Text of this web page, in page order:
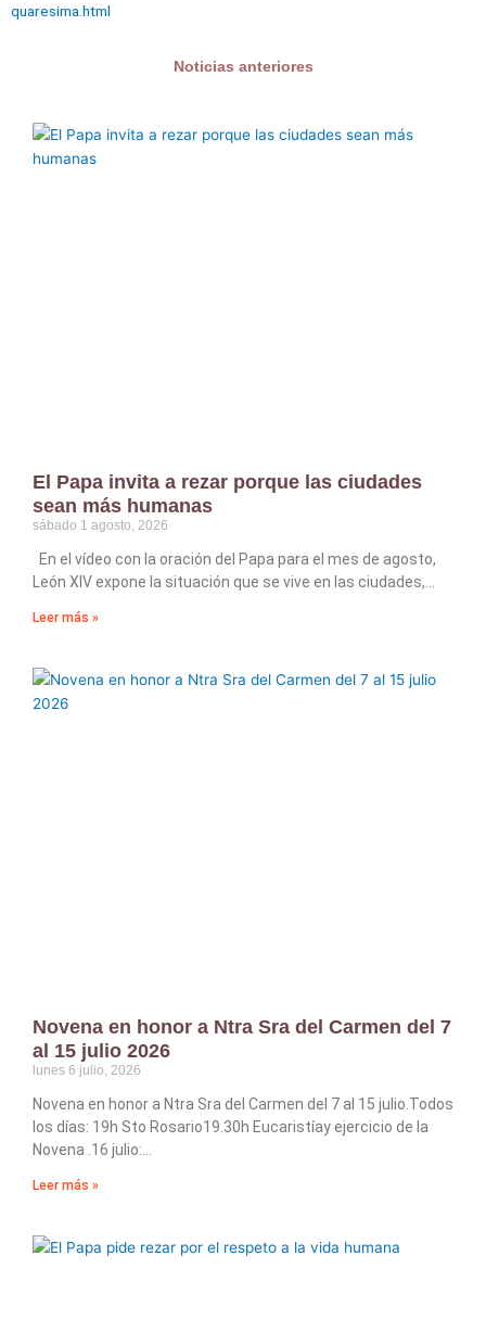
quaresima.html
Noticias anteriores
El Papa invita a rezar porque las ciudades
sean más humanas
sábado 1 agosto, 2026
En el vídeo con la oración del Papa para el mes de agosto,
León XIV expone la situación que se vive en las ciudades,
Leer más »
Novena en honor a Ntra Sra del Carmen del 7
al 15 julio 2026
lunes 6 julio, 2026
Novena en honor a Ntra Sra del Carmen del 7 al 15 julio.Todos
los días: 19h Sto Rosario19.30h Eucaristíay ejercicio de la
Novena .16 julio:
Leer más »